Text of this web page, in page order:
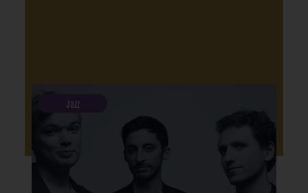
Jazz